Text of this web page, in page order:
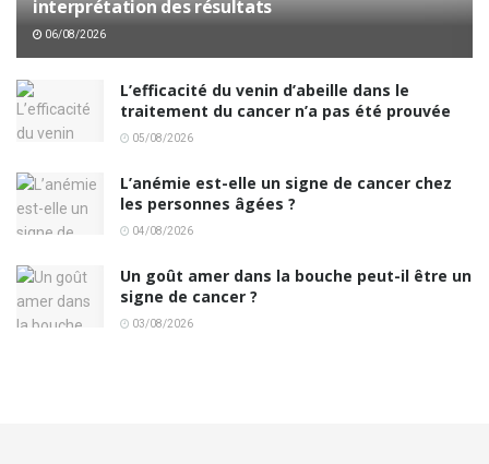
interprétation des résultats
06/08/2026
L’efficacité du venin d’abeille dans le
traitement du cancer n’a pas été prouvée
05/08/2026
L’anémie est-elle un signe de cancer chez
les personnes âgées ?
04/08/2026
Un goût amer dans la bouche peut-il être un
signe de cancer ?
03/08/2026